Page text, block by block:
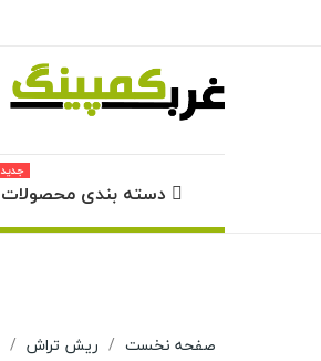
دسته بندی محصولات
جدید
صفحه نخست ریش تراش